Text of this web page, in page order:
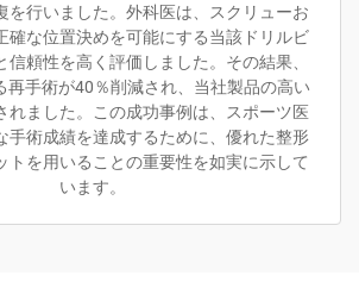
を行いました。外科医は、スクリューお
確な位置決めを可能にする当該ドリルビ
信頼性を高く評価しました。その結果、
再手術が40％削減され、当社製品の高い
れました。この成功事例は、スポーツ医
手術成績を達成するために、優れた整形
トを用いることの重要性を如実に示して
います。